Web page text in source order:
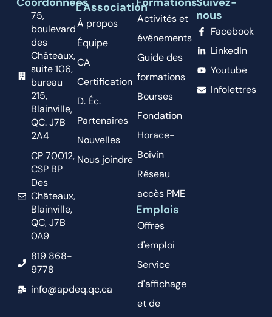
75,
boulevard
des
Châteaux,
suite 106,
bureau
215,
Blainville,
QC. J7B
2A4
CP 70012,
CSP BP
Des
Châteaux,
Blainville,
QC, J7B
0A9
819 868-
9778
info@apdeq.qc.ca
L'Association
À propos
Équipe
CA
Certification
D. Éc.
Partenaires
Nouvelles
Nous joindre
Activités et
événements
Guide des
formations
Bourses
Fondation
Horace-
Boivin
Réseau
accès PME
Emplois
Offres
d'emploi
Service
d'affichage
et de
nous
Facebook
LinkedIn
Youtube
Infolettres